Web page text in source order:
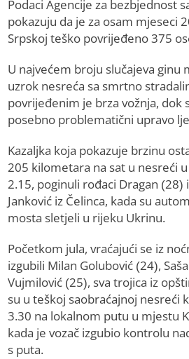
Podaci Agencije za bezbjednost
pokazuju da je za osam mjeseci
Srpskoj teško povrijeđeno 375
U najvećem broju slučajeva ginu
uzrok nesreća sa smrtno
povrijeđenim je brza vožnja, dok
posebno problematični upravo
Kazaljka koja pokazuje brzinu
205 kilometara na sat u nesreći
2.15, poginuli rođaci Dragan (28)
Janković iz Čelinca, kada su
mosta sletjeli u rijeku Ukrinu.
Početkom jula, vraćajući se iz
izgubili Milan Golubović (24),
Vujmilović (25), sva trojica iz
su u teškoj saobraćajnoj nesreći
3.30 na lokalnom putu u mjestu
kada je vozač izgubio kontrolu
s puta.